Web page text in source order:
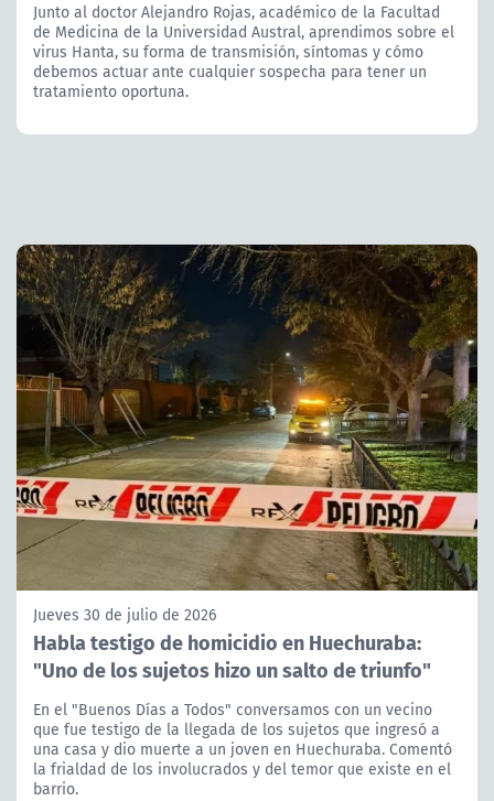
Junto al doctor Alejandro Rojas, académico de la Facultad
de Medicina de la Universidad Austral, aprendimos sobre el
virus Hanta, su forma de transmisión, síntomas y cómo
debemos actuar ante cualquier sospecha para tener un
tratamiento oportuna.
Jueves 30 de julio de 2026
Habla testigo de homicidio en Huechuraba:
"Uno de los sujetos hizo un salto de triunfo"
En el "Buenos Días a Todos" conversamos con un vecino
que fue testigo de la llegada de los sujetos que ingresó a
una casa y dio muerte a un joven en Huechuraba. Comentó
la frialdad de los involucrados y del temor que existe en el
barrio.